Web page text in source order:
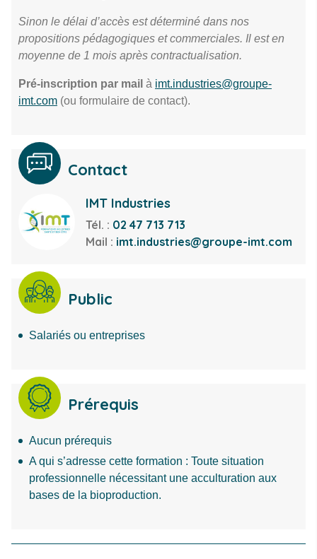
Sinon le délai d’accès est déterminé dans nos
propositions pédagogiques et commerciales. Il est en
moyenne de 1 mois après contractualisation.
Pré-inscription par mail à imt.industries@groupe-
imt.com (ou formulaire de contact).
Contact
IMT Industries
Tél. : 02 47 713 713
Mail : imt.industries@groupe-imt.com
Public
Salariés ou entreprises
Prérequis
Aucun prérequis
A qui s’adresse cette formation : Toute situation
professionnelle nécessitant une acculturation aux
bases de la bioproduction.